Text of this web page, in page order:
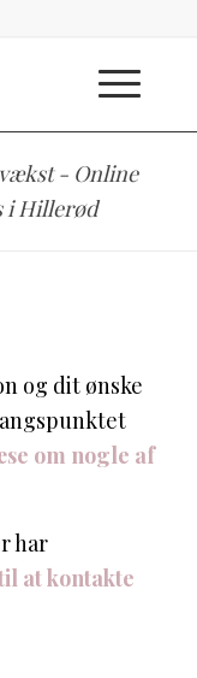
- Online
i Hillerød
og dit ønske
om nogle af
har
at kontakte